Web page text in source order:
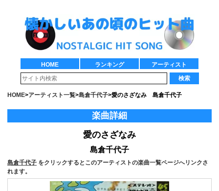
HOME ランキング
アーティスト
検索
HOME>アーティスト一覧>島倉千代子>愛のさざなみ 島倉千代子
楽曲詳細
愛のさざなみ
島倉千代子
島倉千代子 をクリックするとこのアーティストの楽曲一覧ページへリンクさ
れます。